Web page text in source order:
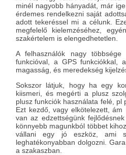
minél nagyobb hányadát, már
érdemes rendelkezni saját
adott tekeréssel mi a célunk.
megfelelő kielemzéséhez,
szakértelem is elengedhetetlen.
A felhasználók nagy
funkcióval, a GPS funkciókkal,
magasság, és meredekség
Sokszor látjuk, hogy ha egy
kiismeri, és megérti a plusz
plusz funkciók használata felé,
Ezt kezdő, vagy elkötelezett,
van az edzettségünk
könnyebb magunkból többet
vállani egy jó eszköz, ami
leghatékonyabban dolgozni.
a szakaszban.